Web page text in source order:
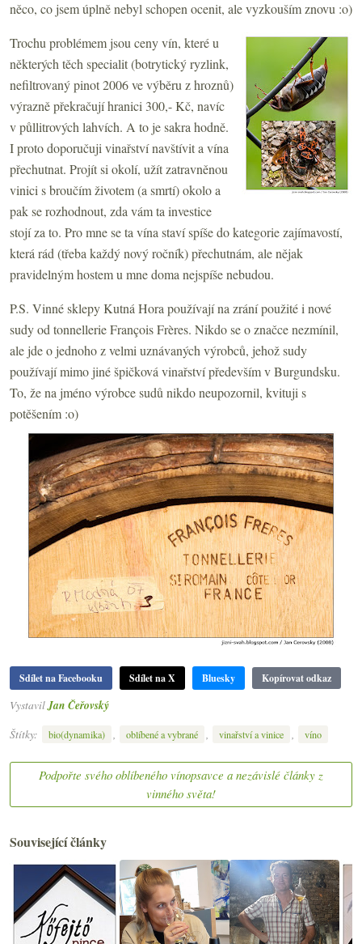
něco, co jsem úplně nebyl schopen ocenit, ale vyzkouším znovu :o)
Trochu problémem jsou ceny vín, které u
některých těch specialit (botrytický ryzlink,
nefiltrovaný pinot 2006 ve výběru z hroznů)
výrazně překračují hranici 300,- Kč, navíc
v půllitrových lahvích. A to je sakra hodně.
I proto doporučuji vinařství navštívit a vína
přechutnat. Projít si okolí, užít zatravněnou
vinici s broučím životem (a smrtí) okolo a
pak se rozhodnout, zda vám ta investice
stojí za to. Pro mne se ta vína staví spíše do kategorie zajímavostí,
která rád (třeba každý nový ročník) přechutnám, ale nějak
pravidelným hostem u mne doma nejspíše nebudou.
P.S. Vinné sklepy Kutná Hora používají na zrání použité i nové
sudy od tonnellerie François Frères. Nikdo se o značce nezmínil,
ale jde o jednoho z velmi uznávaných výrobců, jehož sudy
používají mimo jiné špičková vinařství především v Burgundsku.
To, že na jméno výrobce sudů nikdo neupozornil, kvituji s
potěšením :o)
Sdílet na Facebooku Sdílet na X Bluesky Kopírovat odkaz
Vystavil Jan Čeřovský
Štítky:
bio(dynamika) , oblíbené a vybrané , vinařství a vinice , víno
Podpořte svého oblíbeného vínopsavce a nezávislé články z
vinného světa!
Související články